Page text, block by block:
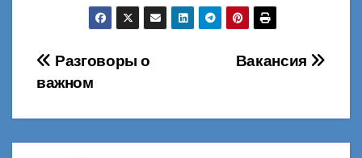
Навигация
Вакансия
Разговоры о
важном